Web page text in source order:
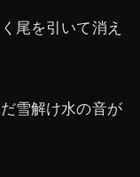
尾を引いて消え
雪解け水の音が